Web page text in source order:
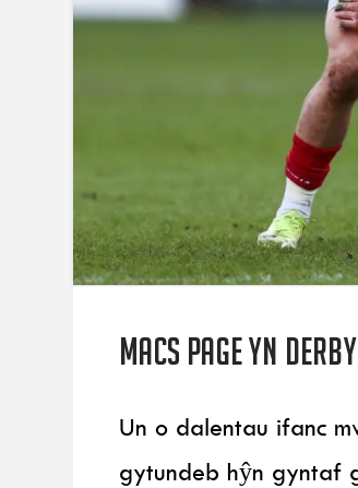
Macs Page yn
Un o dalentau ifanc
gytundeb hŷn gyntaf